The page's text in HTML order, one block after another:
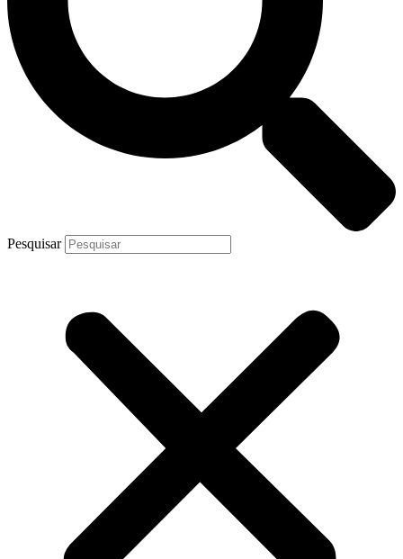
Pesquisar